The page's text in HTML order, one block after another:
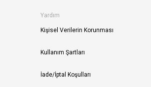
Yardım
Kişisel Verilerin Korunması
Kullanım Şartları
İade/İptal Koşulları